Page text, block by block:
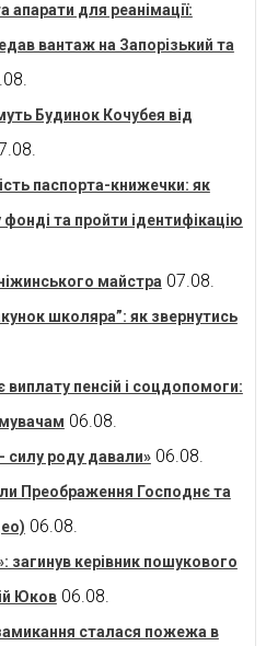
апарати для реанімації:
вантаж на Запорізький та
Будинок Кочубея від
паспорта-книжечки: як
та пройти ідентифікацію
майстра 07.08.
школяра”: як звернутись
виплату пенсій і соцдопомоги:
06.08.
силу роду давали» 06.08.
Преображення Господнє та
06.08.
загинув керівник пошукового
Юков 06.08.
сталася пожежа в